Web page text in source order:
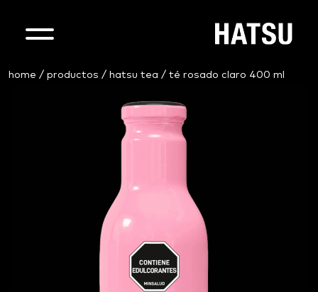
home / productos / hatsu tea / té rosado claro 400 ml